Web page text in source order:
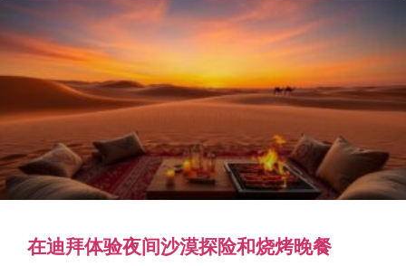
在迪拜体验夜间沙漠探险和烧烤晚餐